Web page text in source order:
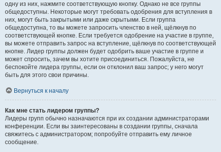
одну из них, нажмите соответствующую кнопку. Однако не все группы
общедоступны. Некоторые могут требовать одобрения для вступления в
них, могут быть закрытыми или даже скрытыми. Если группа
общедоступна, то вы можете запросить членство в ней, щёлкнув по
соответствующей кнопке. Если требуется одобрение на участие в группе,
вы можете отправить запрос на вступление, щёлкнув по соответствующей
кнопке. Лидер группы должен будет одобрить ваше участие в группе и
может спросить, зачем вы хотите присоединиться. Пожалуйста, не
беспокойте лидера группы, если он отклонил ваш запрос; у него могут
быть для этого свои причины.
Вернуться к началу
Как мне стать лидером группы?
Лидеры групп обычно назначаются при их создании администраторами
конференции. Если вы заинтересованы в создании группы, сначала
свяжитесь с администратором; попробуйте отправить ему личное
сообщение.